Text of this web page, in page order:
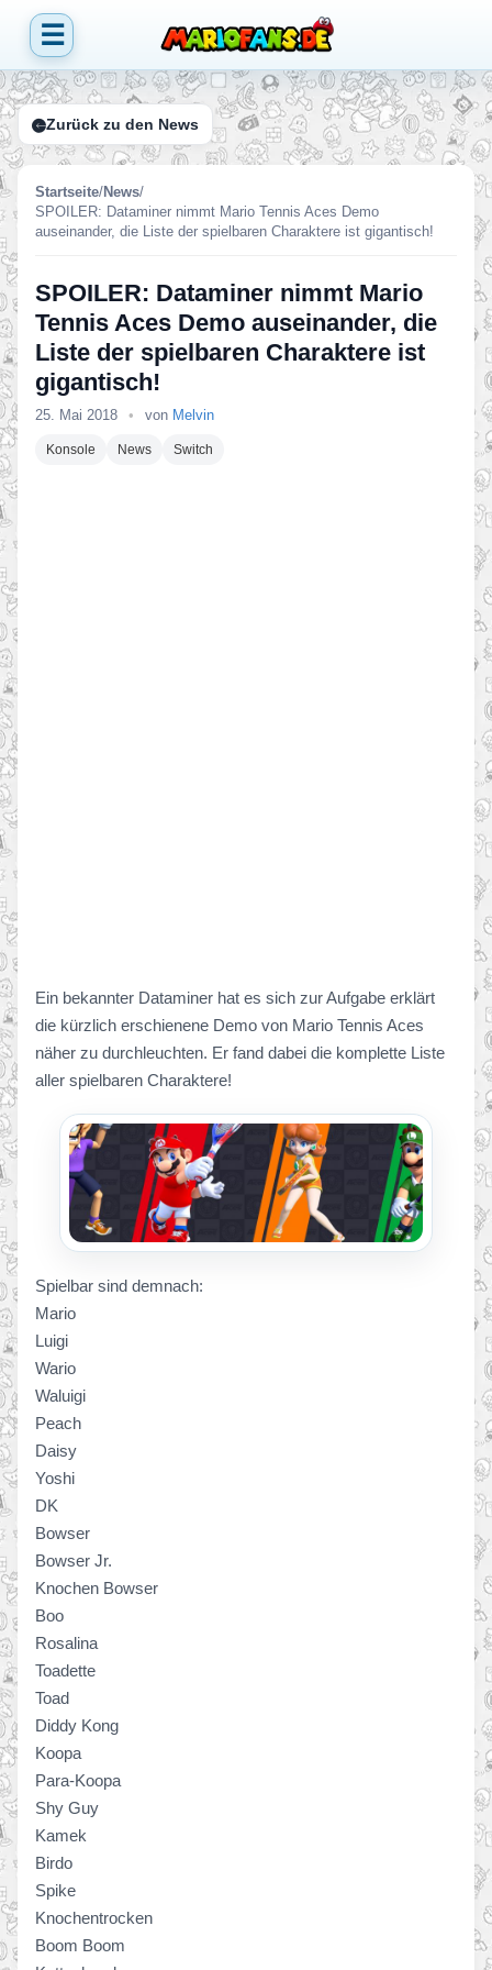
☰
Zurück zu den News
Startseite/News/
SPOILER: Dataminer nimmt Mario Tennis Aces Demo
auseinander, die Liste der spielbaren Charaktere ist gigantisch!
SPOILER: Dataminer nimmt Mario
Tennis Aces Demo auseinander, die
Liste der spielbaren Charaktere ist
gigantisch!
25. Mai 2018 • von Melvin
Konsole News Switch
Ein bekannter Dataminer hat es sich zur Aufgabe erklärt
die kürzlich erschienene Demo von Mario Tennis Aces
näher zu durchleuchten. Er fand dabei die komplette Liste
aller spielbaren Charaktere!
Spielbar sind demnach:
Mario
Luigi
Wario
Waluigi
Peach
Daisy
Yoshi
DK
Bowser
Bowser Jr.
Knochen Bowser
Boo
Rosalina
Toadette
Toad
Diddy Kong
Koopa
Para-Koopa
Shy Guy
Kamek
Birdo
Spike
Knochentrocken
Boom Boom